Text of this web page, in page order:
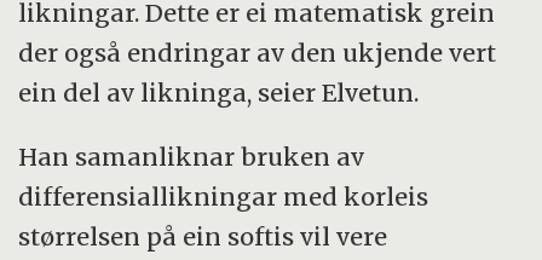
likningar. Dette er ei matematisk grein
der også endringar av den ukjende vert
ein del av likninga, seier Elvetun.
Han samanliknar bruken av
differensiallikningar med korleis
størrelsen på ein softis vil vere